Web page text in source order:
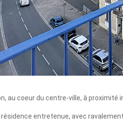
au coeur du centre-ville, à proximité
résidence entretenue, avec